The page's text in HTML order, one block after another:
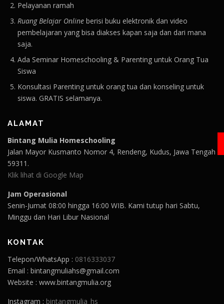
Pelayanan ramah
Ruang Belajar Online berisi buku elektronik dan video
pembelajaran yang bisa diakses kapan saja dan dari mana
saja.
Ada Seminar Homeschooling & Parenting untuk Orang Tua
Siswa
Konsultasi Parenting untuk orang tua dan konseling untuk
siswa. GRATIS selamanya.
ALAMAT
Bintang Mulia Homeschooling
Jalan Mayor Kusmanto Nomor 4, Rendeng, Kudus, Jawa Tengah
59311.
Klik lihat di Google Map
Jam Operasional
Senin-Jumat 08:00 hingga 16:00 WIB. Kami tutup hari Sabtu,
Minggu dan Hari Libur Nasional
KONTAK
Telepon/WhatsApp : 0816333037
Email : bintangmuliahs@gmail.com
Website : www.bintangmulia.org
Instagram : bintangmulia_hs